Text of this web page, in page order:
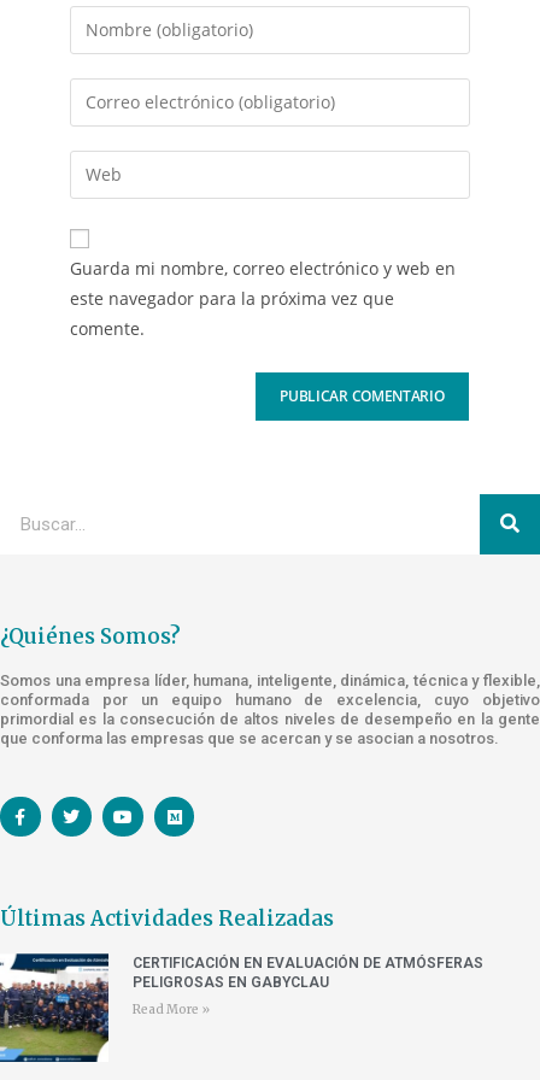
Guarda mi nombre, correo electrónico y web en
este navegador para la próxima vez que
comente.
¿Quiénes Somos?
Somos una empresa líder, humana, inteligente, dinámica, técnica y flexible,
conformada por un equipo humano de excelencia, cuyo objetivo
primordial es la consecución de altos niveles de desempeño en la gente
que conforma las empresas que se acercan y se asocian a nosotros.
Últimas Actividades Realizadas
CERTIFICACIÓN EN EVALUACIÓN DE ATMÓSFERAS
PELIGROSAS EN GABYCLAU
Read More »